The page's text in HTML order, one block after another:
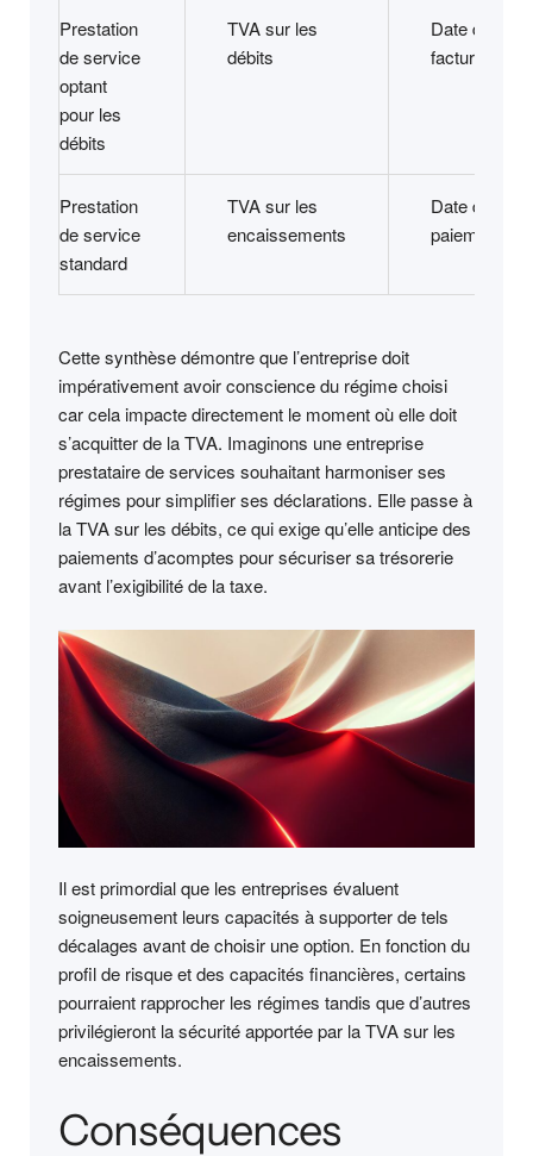
Prestation
de service
optant
pour les
débits
TVA sur les
débits
Date de
facturation
Prestation
de service
standard
TVA sur les
encaissements
Date du
paiement
Cette synthèse démontre que l’entreprise doit
impérativement avoir conscience du régime choisi
car cela impacte directement le moment où elle doit
s’acquitter de la TVA. Imaginons une entreprise
prestataire de services souhaitant harmoniser ses
régimes pour simplifier ses déclarations. Elle passe à
la TVA sur les débits, ce qui exige qu’elle anticipe des
paiements d’acomptes pour sécuriser sa trésorerie
avant l’exigibilité de la taxe.
Il est primordial que les entreprises évaluent
soigneusement leurs capacités à supporter de tels
décalages avant de choisir une option. En fonction du
profil de risque et des capacités financières, certains
pourraient rapprocher les régimes tandis que d’autres
privilégieront la sécurité apportée par la TVA sur les
encaissements.
Conséquences